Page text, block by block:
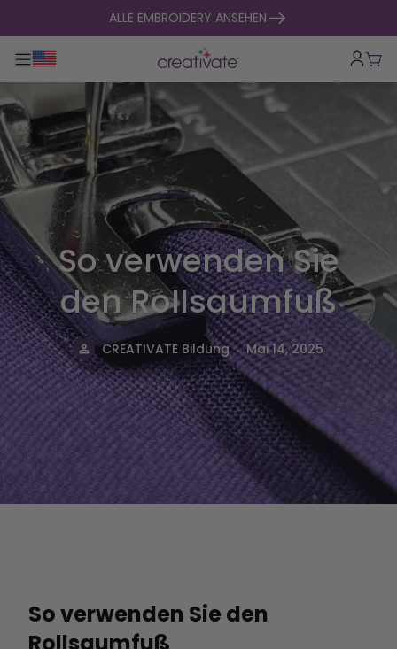
zum Inhalt springenALLE EMBROIDERY ANSEHEN
Hauptnavigation umklappen
So verwenden Sie
den Rollsaumfuß
CREATIVATE Bildung . Mai 14, 2025
So verwenden Sie den